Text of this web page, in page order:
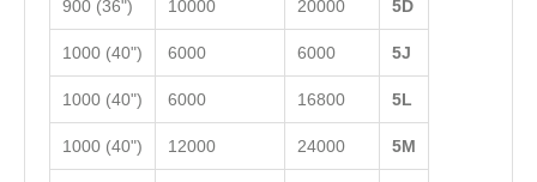
900 (36") 10000 20000 5D
1000 (40") 6000 6000 5J
1000 (40") 6000 16800 5L
1000 (40") 12000 24000 5M